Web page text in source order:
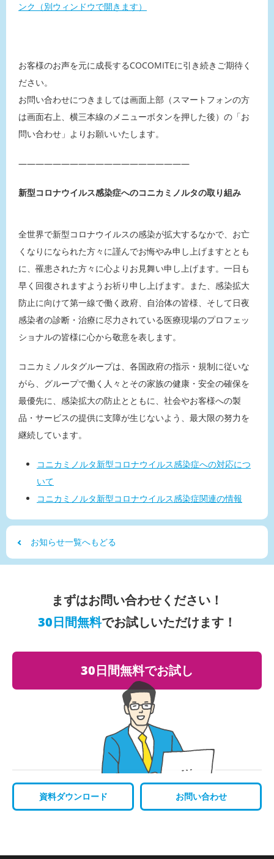
ンク（別ウィンドウで開きます）
お客様のお声を元に成長するCOCOMITEに引き続きご期待く
ださい。
お問い合わせにつきましては画面上部（スマートフォンの方
は画面右上、横三本線のメニューボタンを押した後）の「お
問い合わせ」よりお願いいたします。
————————————————————
新型コロナウイルス感染症へのコニカミノルタの取り組み
全世界で新型コロナウイルスの感染が拡大するなかで、お亡
くなりになられた方々に謹んでお悔やみ申し上げますととも
に、罹患された方々に心よりお見舞い申し上げます。一日も
早く回復されますようお祈り申し上げます。また、感染拡大
防止に向けて第一線で働く政府、自治体の皆様、そして日夜
感染者の診断・治療に尽力されている医療現場のプロフェッ
ショナルの皆様に心から敬意を表します。
コニカミノルタグループは、各国政府の指示・規制に従いな
がら、グループで働く人々とその家族の健康・安全の確保を
最優先に、感染拡大の防止とともに、社会やお客様への製
品・サービスの提供に支障が生じないよう、最大限の努力を
継続しています。
コニカミノルタ新型コロナウイルス感染症への対応につ
いて
コニカミノルタ新型コロナウイルス感染症関連の情報
お知らせ一覧へもどる
まずはお問い合わせください！
30日間無料でお試しいただけます！
30日間無料でお試し
資料ダウンロード お問い合わせ